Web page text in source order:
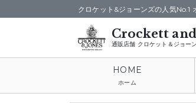
通販店舗 クロケット＆ジョー
クロケット&ジョーンズの人気No.1
ホーム